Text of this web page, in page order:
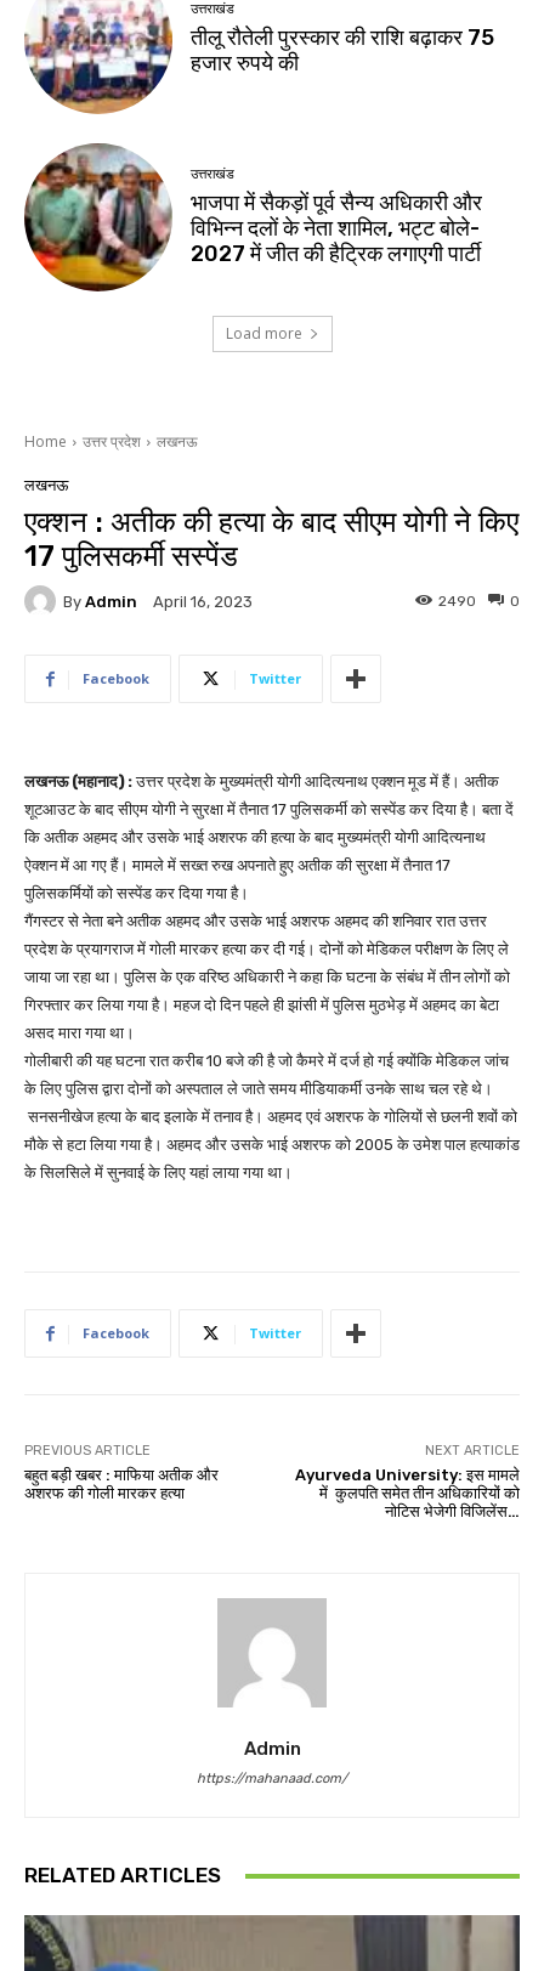
उत्तराखंड
तीलू रौतेली पुरस्कार की राशि बढ़ाकर 75
हजार रुपये की
उत्तराखंड
भाजपा में सैकड़ों पूर्व सैन्य अधिकारी और
विभिन्न दलों के नेता शामिल, भट्ट बोले-
2027 में जीत की हैट्रिक लगाएगी पार्टी
Load more